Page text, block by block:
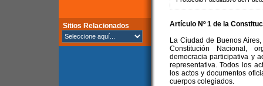
Sitios Relacionados Artículo Nº 1 de la
La Ciudad de Buenos
Constitución Nacional,
democracia participativa y
representativa. Todos los
los actos y documentos
cuerpos colegiados.